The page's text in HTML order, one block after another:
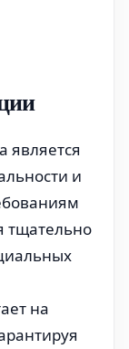
является
и
тщательно
на